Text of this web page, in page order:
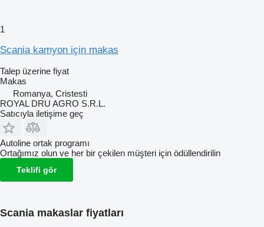
1
Scania kamyon için makas
Talep üzerine fiyat
Makas
Romanya, Cristesti
ROYAL DRU AGRO S.R.L.
Satıcıyla iletişime geç
Autoline ortak programı
Ortağımız olun ve her bir çekilen müşteri için ödüllendirilin
Teklifi gör
Scania makaslar fiyatları